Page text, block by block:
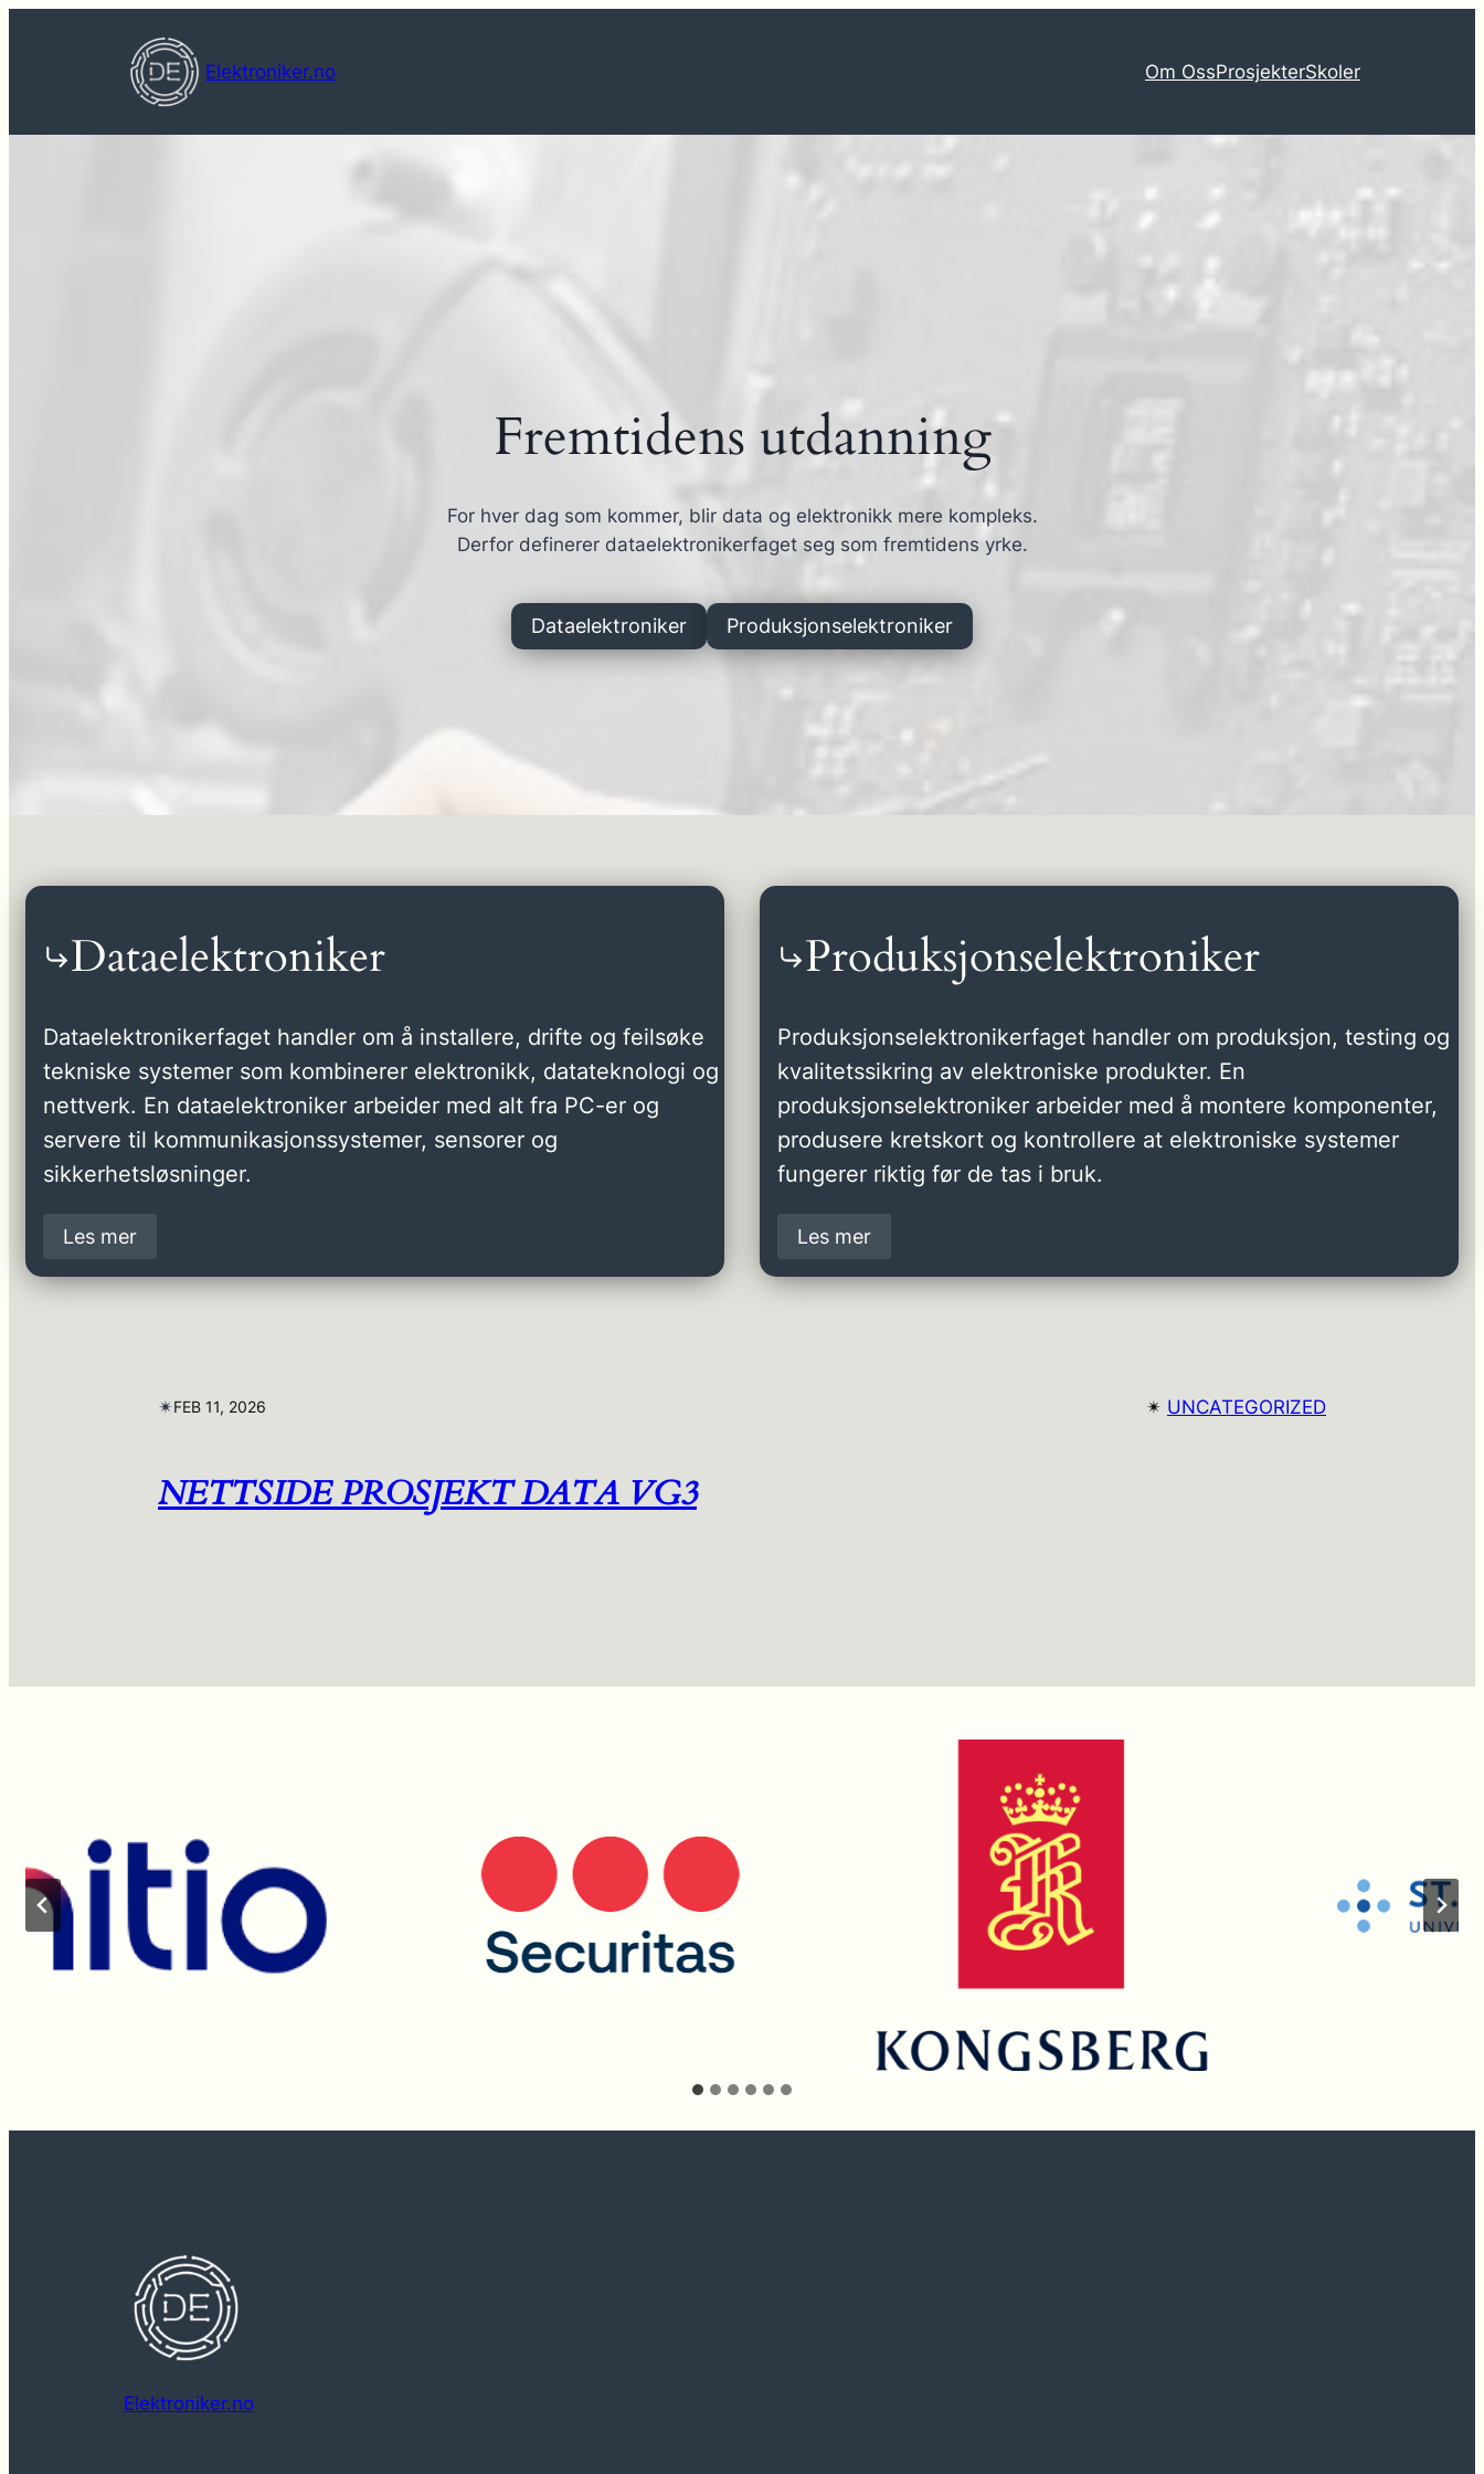
Elektroniker.no Om OssProsjekterSkoler
Fremtidens utdanning
For hver dag som kommer, blir data og elektronikk mere kompleks.
Derfor definerer dataelektronikerfaget seg som fremtidens yrke.
Dataelektroniker Produksjonselektroniker
Dataelektroniker
Dataelektronikerfaget handler om å installere, drifte og feilsøke
tekniske systemer som kombinerer elektronikk, datateknologi og
nettverk. En dataelektroniker arbeider med alt fra PC-er og
servere til kommunikasjonssystemer, sensorer og
sikkerhetsløsninger.
Les mer
Produksjonselektroniker
Produksjonselektronikerfaget handler om produksjon, testing og
kvalitetssikring av elektroniske produkter. En
produksjonselektroniker arbeider med å montere komponenter,
produsere kretskort og kontrollere at elektroniske systemer
fungerer riktig før de tas i bruk.
Les mer
✴︎FEB 11, 2026 ✴︎ UNCATEGORIZED
NETTSIDE PROSJEKT DATA VG3
Elektroniker.no